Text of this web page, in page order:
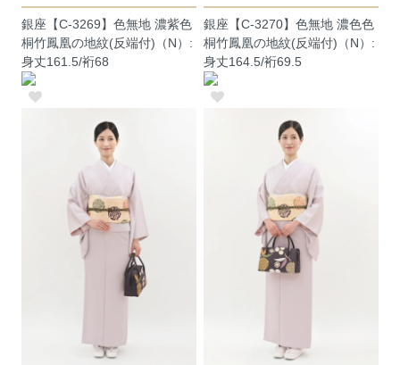
銀座【C-3269】色無地 濃紫色
桐竹鳳凰の地紋(反端付)（N）:
身丈161.5/裄68
銀座【C-3270】色無地 濃色色
桐竹鳳凰の地紋(反端付)（N）:
身丈164.5/裄69.5